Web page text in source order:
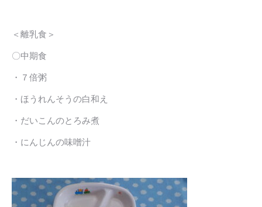
＜離乳食＞
〇中期食
・７倍粥
・ほうれんそうの白和え
・だいこんのとろみ煮
・にんじんの味噌汁